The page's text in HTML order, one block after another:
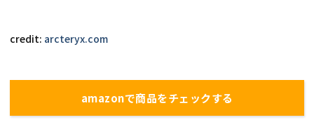
credit: arcteryx.com
amazonで商品をチェックする